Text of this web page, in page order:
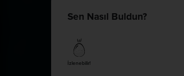
Sen Nasıl Buldun?
İzlenebilir!